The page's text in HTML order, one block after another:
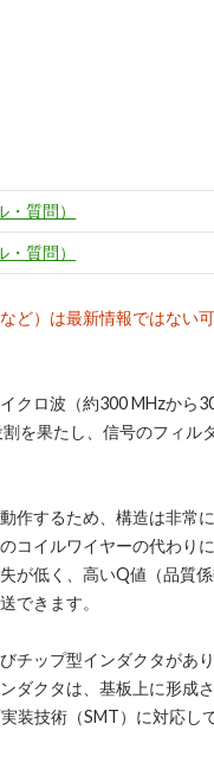
質問）
質問）
ど）は最新情報ではない
クロ波（約300 MHzから
を果たし、信号のフィル
作するため、構造は非常
コイルワイヤーの代わり
が低く、高いQ値（品質
できます。
ップ型インダクタがあ
ダクタは、基板上に形成
装技術（SMT）に対応し